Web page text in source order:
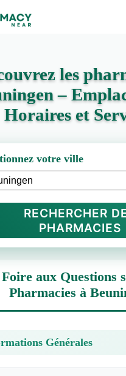
les
–
Horaires et
votre ville
RECHERCHER
PHARMACIES
Foire aux Questions
Pharmacies à
Générales